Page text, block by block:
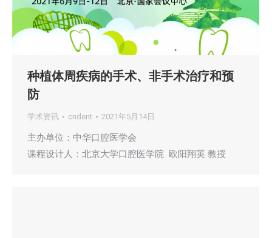
种植体周疾病的手术、非手术治疗和预
防
学术资讯 cndent 2021年5月14日
主办单位：中华口腔医学会
课程设计人：北京大学口腔医学院 欧阳翔英 教授